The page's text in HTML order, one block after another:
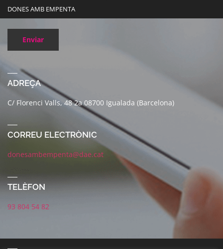
DONES AMB EMPENTA
Enviar
ADREÇA
C/ Florenci Valls, 48 2a 08700 Igualada (Barcelona)
CORREU ELECTRÒNIC
donesambempenta@dae.cat
TELÈFON
93 804 54 82